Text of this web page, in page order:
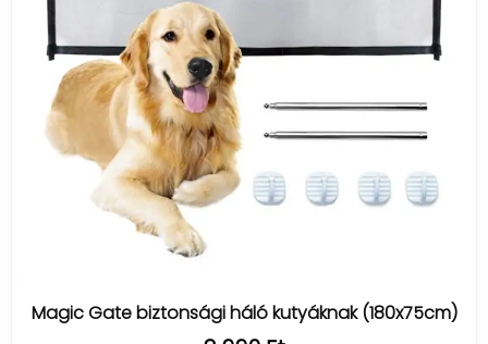
Magic Gate biztonsági háló kutyáknak (180x75cm)